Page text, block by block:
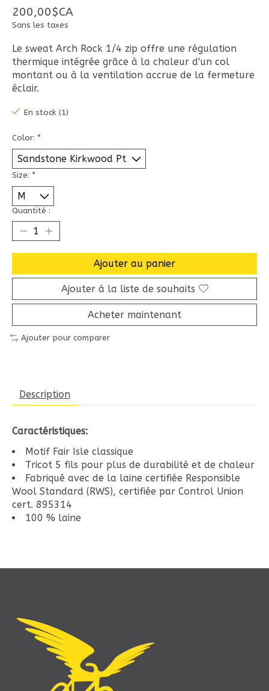
200,00$CA
Sans les taxes
Le sweat Arch Rock 1/4 zip offre une régulation
thermique intégrée grâce à la chaleur d'un col
montant ou à la ventilation accrue de la fermeture
éclair.
En stock (1)
Color: *
Size: *
Quantité :
Ajouter au panier
Ajouter à la liste de souhaits
Acheter maintenant
Ajouter pour comparer
Description
Caractéristiques:
Motif Fair Isle classique
Tricot 5 fils pour plus de durabilité et de chaleur
Fabriqué avec de la laine certifiée Responsible
Wool Standard (RWS), certifiée par Control Union
cert. 895314
100 % laine